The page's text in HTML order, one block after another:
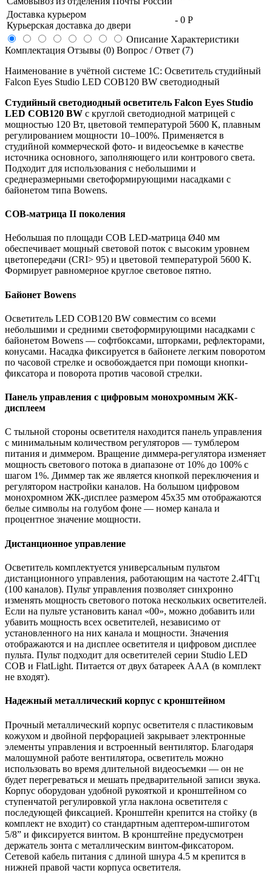
Доставка курьером
Курьерская доставка до двери
- 0 Р
Описание Характеристики
Комплектация Отзывы (0) Вопрос / Ответ (7)
Наименование в учётной системе 1С: Осветитель студийный
Falcon Eyes Studio LED COB120 BW светодиодный
Студийный светодиодный осветитель Falcon Eyes Studio
LED COB120 BW с круглой светодиодной матрицей с
мощностью 120 Вт, цветовой температурой 5600 К, плавным
регулированием мощности 10–100%. Применяется в
студийной коммерческой фото- и видеосъемке в качестве
источника основного, заполняющего или контрового света.
Подходит для использования с небольшими и
среднеразмерными светоформирующими насадками с
байонетом типа Bowens.
COB-матрица II поколения
Небольшая по площади COB LED-матрица Ø40 мм
обеспечивает мощный световой поток с высоким уровнем
цветопередачи (CRI> 95) и цветовой температурой 5600 К.
Формирует равномерное круглое световое пятно.
Байонет Bowens
Осветитель LED COB120 BW совместим со всеми
небольшими и средними светоформирующими насадками с
байонетом Bowens — софтбоксами, шторками, рефлекторами,
конусами. Насадка фиксируется в байонете легким поворотом
по часовой стрелке и освобождается при помощи кнопки-
фиксатора и поворота против часовой стрелки.
Панель управления с цифровым монохромным ЖК-
дисплеем
С тыльной стороны осветителя находится панель управления
с минимальным количеством регуляторов — тумблером
питания и диммером. Вращение диммера-регулятора изменяет
мощность светового потока в диапазоне от 10% до 100% с
шагом 1%. Диммер так же является кнопкой переключения и
регулятором настройки каналов. На большом цифровом
монохромном ЖК-дисплее размером 45х35 мм отображаются
белые символы на голубом фоне — номер канала и
процентное значение мощности.
Дистанционное управление
Осветитель комплектуется универсальным пультом
дистанционного управления, работающим на частоте 2.4ГГц
(100 каналов). Пульт управления позволяет синхронно
изменять мощность светового потока нескольких осветителей.
Если на пульте установить канал «00», можно добавить или
убавить мощность всех осветителей, независимо от
установленного на них канала и мощности. Значения
отображаются и на дисплее осветителя и цифровом дисплее
пульта. Пульт подходит для осветителей серии Studio LED
COB и FlatLight. Питается от двух батареек ААА (в комплект
не входят).
Надежный металлический корпус с кронштейном
Прочный металлический корпус осветителя с пластиковым
кожухом и двойной перфорацией закрывает электронные
элементы управления и встроенный вентилятор. Благодаря
малошумной работе вентилятора, осветитель можно
использовать во время длительной видеосъемки — он не
будет перегреваться и мешать предварительной записи звука.
Корпус оборудован удобной рукояткой и кронштейном со
ступенчатой регулировкой угла наклона осветителя с
последующей фиксацией. Кронштейн крепится на стойку (в
комплект не входит) со стандартным адептером-шпиготом
5/8” и фиксируется винтом. В кронштейне предусмотрен
держатель зонта с металлическим винтом-фиксатором.
Сетевой кабель питания с длиной шнура 4.5 м крепится в
нижней правой части корпуса осветителя.